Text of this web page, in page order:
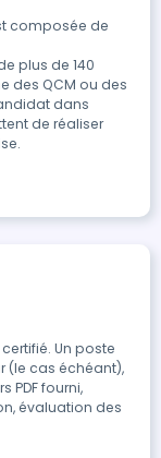
composée de
plus de 140
des QCM ou des
dans
de réaliser
Un poste
(le cas échéant),
PDF fourni,
évaluation des